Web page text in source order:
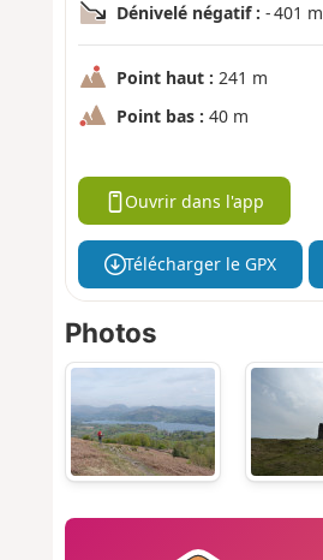
Dénivelé négatif : - 401 m
Point haut : 241 m
Point bas : 40 m
Ouvrir dans l'app
Télécharger le GPX
Photos